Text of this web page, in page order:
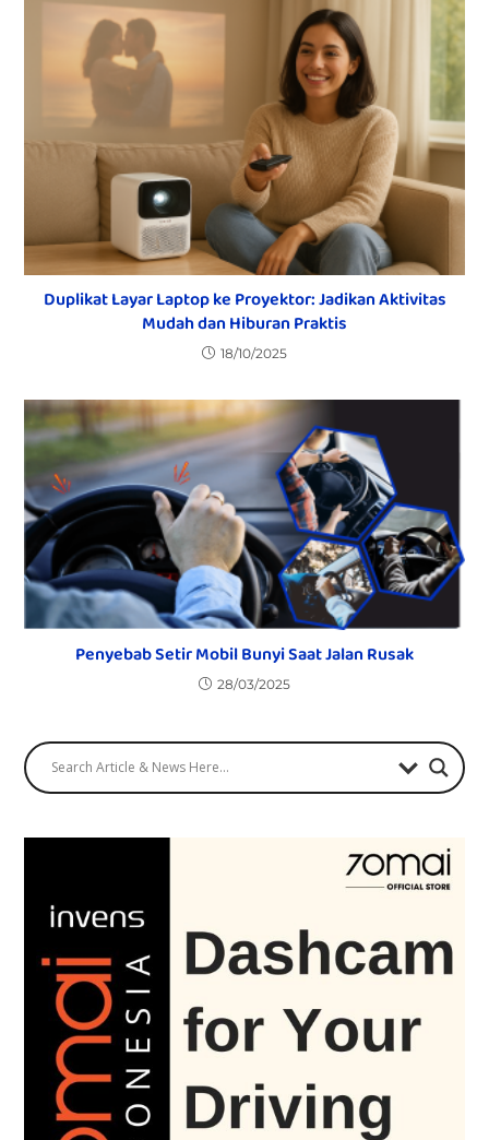
Duplikat Layar Laptop ke Proyektor: Jadikan Aktivitas
Mudah dan Hiburan Praktis
18/10/2025
Penyebab Setir Mobil Bunyi Saat Jalan Rusak
28/03/2025